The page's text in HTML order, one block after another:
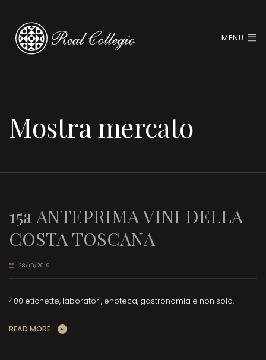
MENU
Mostra mercato
15a ANTEPRIMA VINI DELLA
COSTA TOSCANA
28/10/2019
400 etichette, laboratori, enoteca, gastronomia e non solo.
READ MORE